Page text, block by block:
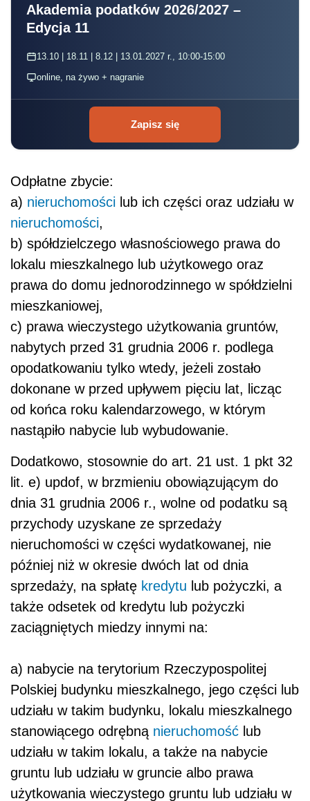
Akademia podatków 2026/2027 –
Edycja 11
13.10 | 18.11 | 8.12 | 13.01.2027 r., 10:00-15:00
online, na żywo + nagranie
Zapisz się
Odpłatne zbycie:
a) nieruchomości lub ich części oraz udziału w
nieruchomości,
b) spółdzielczego własnościowego prawa do
lokalu mieszkalnego lub użytkowego oraz
prawa do domu jednorodzinnego w spółdzielni
mieszkaniowej,
c) prawa wieczystego użytkowania gruntów,
nabytych przed 31 grudnia 2006 r. podlega
opodatkowaniu tylko wtedy, jeżeli zostało
dokonane w przed upływem pięciu lat, licząc
od końca roku kalendarzowego, w którym
nastąpiło nabycie lub wybudowanie.
Dodatkowo, stosownie do art. 21 ust. 1 pkt 32
lit. e) updof, w brzmieniu obowiązującym do
dnia 31 grudnia 2006 r., wolne od podatku są
przychody uzyskane ze sprzedaży
nieruchomości w części wydatkowanej, nie
później niż w okresie dwóch lat od dnia
sprzedaży, na spłatę kredytu lub pożyczki, a
także odsetek od kredytu lub pożyczki
zaciągniętych miedzy innymi na:
a) nabycie na terytorium Rzeczypospolitej
Polskiej budynku mieszkalnego, jego części lub
udziału w takim budynku, lokalu mieszkalnego
stanowiącego odrębną nieruchomość lub
udziału w takim lokalu, a także na nabycie
gruntu lub udziału w gruncie albo prawa
użytkowania wieczystego gruntu lub udziału w